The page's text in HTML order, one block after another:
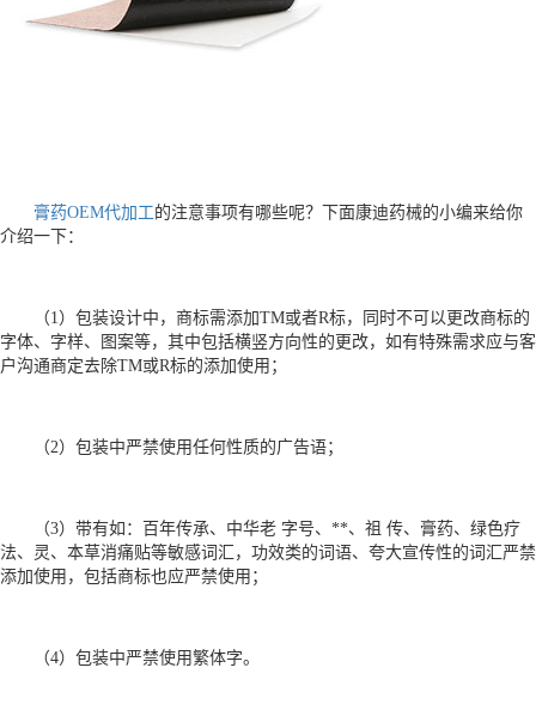
膏药OEM代加工的注意事项有哪些呢？下面康迪药械的小编来给你
介绍一下：
（1）包装设计中，商标需添加TM或者R标，同时不可以更改商标的
字体、字样、图案等，其中包括横竖方向性的更改，如有特殊需求应与客
户沟通商定去除TM或R标的添加使用；
（2）包装中严禁使用任何性质的广告语；
（3）带有如：百年传承、中华老 字号、**、祖 传、膏药、绿色疗
法、灵、本草消痛贴等敏感词汇，功效类的词语、夸大宣传性的词汇严禁
添加使用，包括商标也应严禁使用；
（4）包装中严禁使用繁体字。